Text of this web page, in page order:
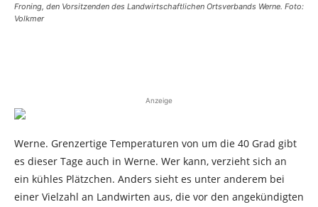
Froning, den Vorsitzenden des Landwirtschaftlichen Ortsverbands Werne. Foto:
Volkmer
Anzeige
Werne. Grenzertige Temperaturen von um die 40 Grad gibt
es dieser Tage auch in Werne. Wer kann, verzieht sich an
ein kühles Plätzchen. Anders sieht es unter anderem bei
einer Vielzahl an Landwirten aus, die vor den angekündigten